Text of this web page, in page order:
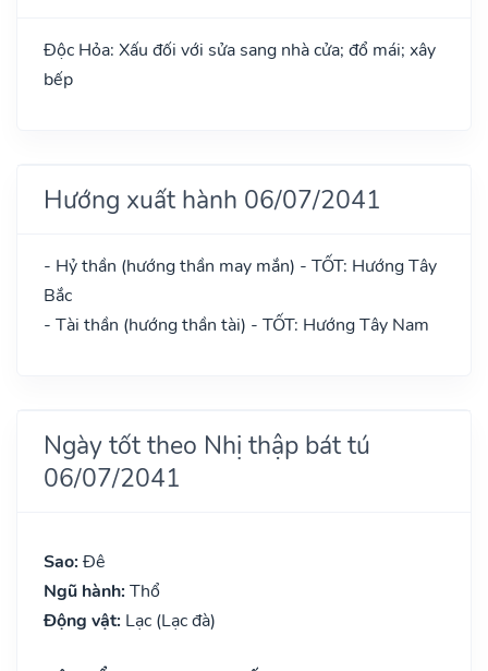
Độc Hỏa: Xấu đối với sửa sang nhà cửa; đổ mái; xây
bếp
Hướng xuất hành 06/07/2041
- Hỷ thần (hướng thần may mắn) - TỐT: Hướng Tây
Bắc
- Tài thần (hướng thần tài) - TỐT: Hướng Tây Nam
Ngày tốt theo Nhị thập bát tú
06/07/2041
Sao: Đê
Ngũ hành: Thổ
Động vật: Lạc (Lạc đà)